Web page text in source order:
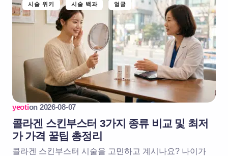
시술 위키 시술 백과 얼굴
yeotion 2026-08-07
콜라겐 스킨부스터 3가지 종류 비교 및 최저
가 가격 꿀팁 총정리
콜라겐 스킨부스터 시술을 고민하고 계시나요? 나이가